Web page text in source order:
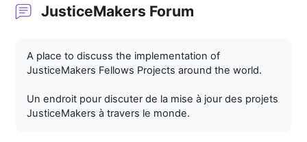
JusticeMakers Forum
A place to discuss the implementation of
JusticeMakers Fellows Projects around the world.
Un endroit pour discuter de la mise à jour des projets
JusticeMakers à travers le monde.